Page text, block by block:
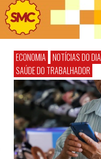
ECONOMIA NOTÍCIAS DO DIA
SAÚDE DO TRABALHADOR